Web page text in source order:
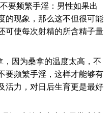
要频繁手淫：男性如果出
的现象，那么这不但很可能
可使每次射精的所含精子量
因为桑拿的温度太高，不
要频繁手淫，这样才能够有
活力，对日后生育更是最好